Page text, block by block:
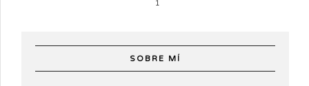
1
SOBRE MÍ